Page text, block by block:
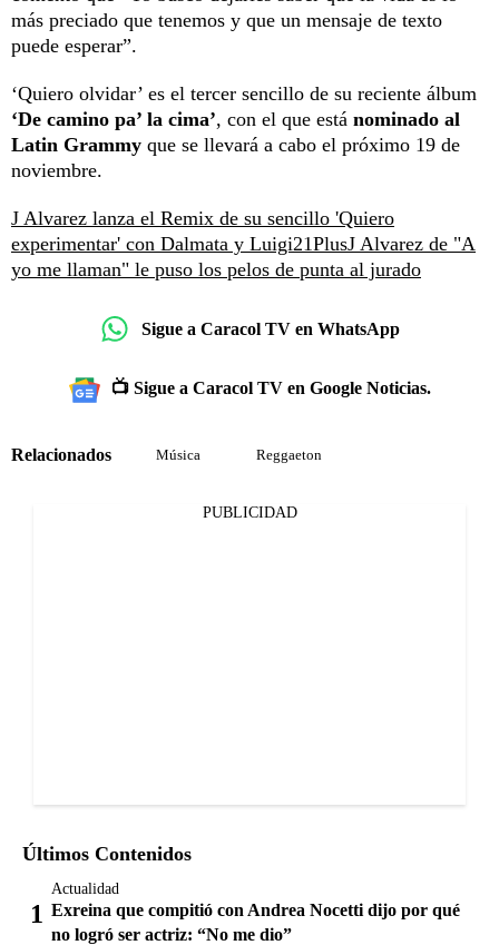
más preciado que tenemos y que un mensaje de texto
puede esperar”.
‘Quiero olvidar’ es el tercer sencillo de su reciente álbum
‘De camino pa’ la cima’, con el que está nominado al
Latin Grammy que se llevará a cabo el próximo 19 de
noviembre.
J Alvarez lanza el Remix de su sencillo 'Quiero
experimentar' con Dalmata y Luigi21PlusJ Alvarez de "A
yo me llaman" le puso los pelos de punta al jurado
Sigue a Caracol TV en WhatsApp
📺 Sigue a Caracol TV en Google Noticias.
Relacionados Música Reggaeton
PUBLICIDAD
Últimos Contenidos
Actualidad
Exreina que compitió con Andrea Nocetti dijo por qué
no logró ser actriz: “No me dio”